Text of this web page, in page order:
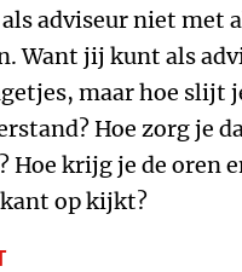
adviseur niet met
Want jij kunt als
maar hoe slijt
Hoe zorg je
krijg je de oren
op kijkt?